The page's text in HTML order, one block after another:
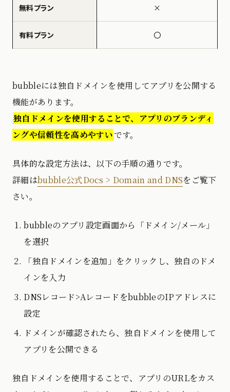
無料プラン ×
有料プラン 〇
bubbleには独自ドメインを使用してアプリを公開する
機能があります。
独自ドメインを使用することで、アプリのブランディ
ングや信頼性を高めやすいです。
具体的な設定方法は、以下の手順の通りです。
詳細はbubble公式Docs > Domain and DNSをご覧下
さい。
bubbleのアプリ設定画面から「ドメイン/メール」
を選択
「独自ドメインを追加」をクリックし、独自のドメ
インを入力
DNSレコード>AレコードをbubbleのIPアドレスに
設定
ドメインが確認されたら、独自ドメインを使用して
アプリを公開できる
独自ドメインを使用することで、アプリのURLをカス